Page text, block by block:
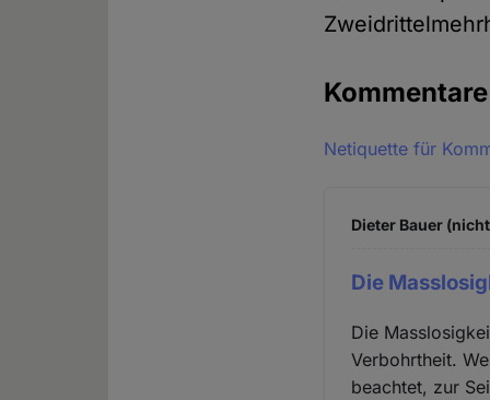
Kommentare
Netiquette für
Dieter Bauer
Die
Die
Verbohrtheit.
beachtet, zur